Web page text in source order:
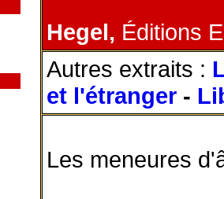
Hegel, Éditions
Autres extraits :
et l'étranger -
Les meneures